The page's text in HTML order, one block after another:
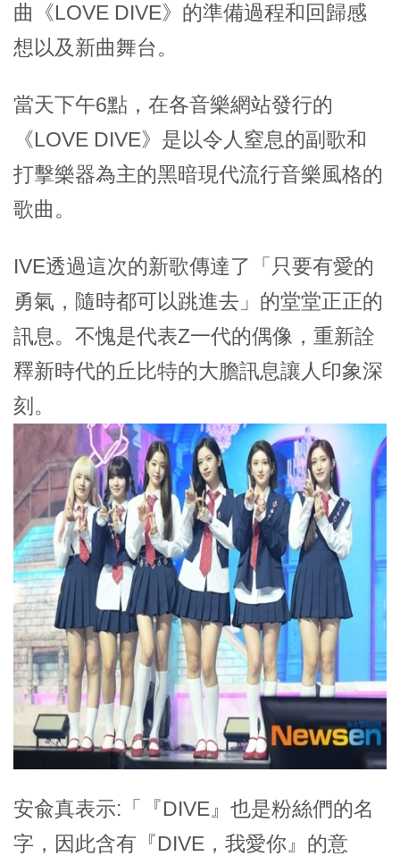
曲《LOVE DIVE》的準備過程和回歸感
想以及新曲舞台。
當天下午6點，在各音樂網站發行的
《LOVE DIVE》是以令人窒息的副歌和
打擊樂器為主的黑暗現代流行音樂風格的
歌曲。
IVE透過這次的新歌傳達了「只要有愛的
勇氣，隨時都可以跳進去」的堂堂正正的
訊息。不愧是代表Z一代的偶像，重新詮
釋新時代的丘比特的大膽訊息讓人印象深
刻。
安兪真表示:「『DIVE』也是粉絲們的名
字，因此含有『DIVE，我愛你』的意